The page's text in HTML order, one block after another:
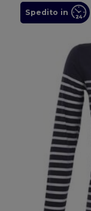
Spedito in